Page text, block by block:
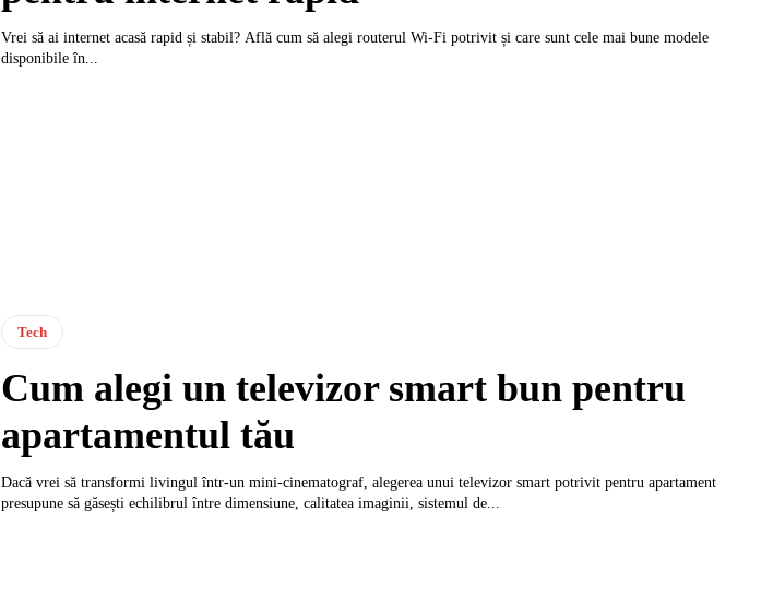
Vrei să ai internet acasă rapid și stabil? Află cum să alegi routerul Wi‑Fi potrivit și care sunt cele mai bune modele
disponibile în...
Tech
Cum alegi un televizor smart bun pentru
apartamentul tău
Dacă vrei să transformi livingul într-un mini‑cinematograf, alegerea unui televizor smart potrivit pentru apartament
presupune să găsești echilibrul între dimensiune, calitatea imaginii, sistemul de...